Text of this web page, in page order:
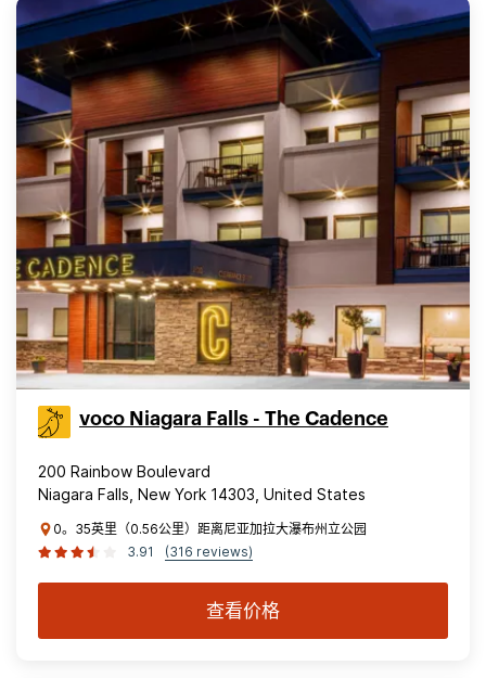
voco Niagara Falls - The Cadence
200 Rainbow Boulevard
Niagara Falls, New York 14303, United States
0。35英里（0.56公里）距离尼亚加拉大瀑布州立公园
3.91
(316 reviews)
查看价格